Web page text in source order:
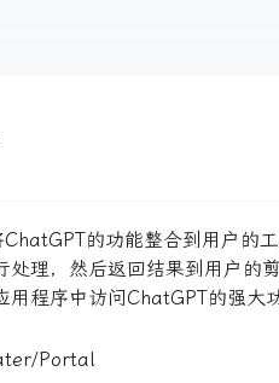
的功能整合到用户的
理，然后返回结果到用户的
程序中访问ChatGPT的强大功
Portal